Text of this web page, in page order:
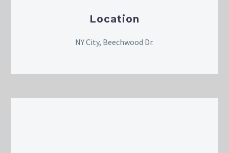
Location
NY City, Beechwood Dr.